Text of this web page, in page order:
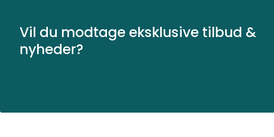
Vil du modtage eksklusive tilbud &
nyheder?